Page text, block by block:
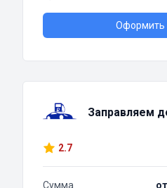
Оформить
Заправляем
2.7
Сумма